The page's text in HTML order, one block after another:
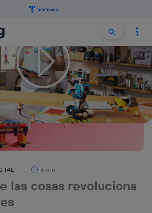
Buscar
6 min
las cosas revoluciona